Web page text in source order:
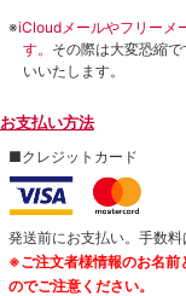
※iCloudメールやフリーメ
す。 その際は大変恐縮
いいたします。
お支払い方法
■クレジットカード
発送前にお支払い。手数料
※ご注文者様情報のお名前
のでご注意ください。